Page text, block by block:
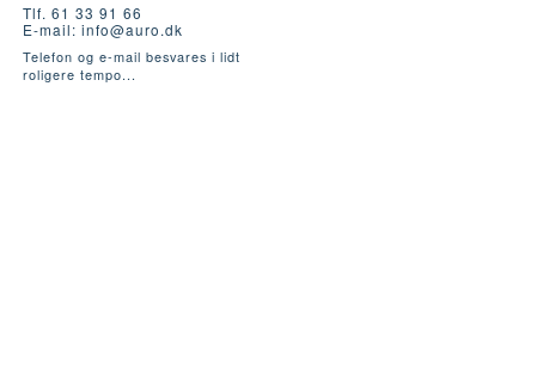
Tlf. 61 33 91 66
E-mail: info@auro.dk
Telefon og e-mail besvares i lidt
roligere tempo...